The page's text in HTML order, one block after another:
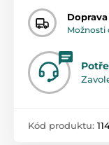
Možnosti
Kód produktu: